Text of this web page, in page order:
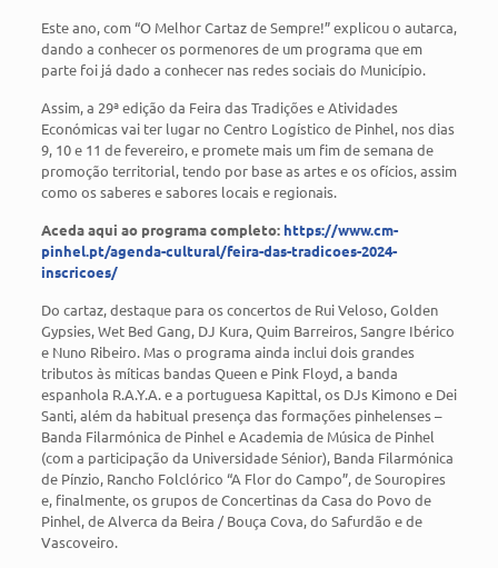
Este ano, com “O Melhor Cartaz de Sempre!” explicou o autarca,
dando a conhecer os pormenores de um programa que em
parte foi já dado a conhecer nas redes sociais do Município.
Assim, a 29ª edição da Feira das Tradições e Atividades
Económicas vai ter lugar no Centro Logístico de Pinhel, nos dias
9, 10 e 11 de fevereiro, e promete mais um fim de semana de
promoção territorial, tendo por base as artes e os ofícios, assim
como os saberes e sabores locais e regionais.
Aceda aqui ao programa completo: https://www.cm-
pinhel.pt/agenda-cultural/feira-das-tradicoes-2024-
inscricoes/
Do cartaz, destaque para os concertos de Rui Veloso, Golden
Gypsies, Wet Bed Gang, DJ Kura, Quim Barreiros, Sangre Ibérico
e Nuno Ribeiro. Mas o programa ainda inclui dois grandes
tributos às míticas bandas Queen e Pink Floyd, a banda
espanhola R.A.Y.A. e a portuguesa Kapittal, os DJs Kimono e Dei
Santi, além da habitual presença das formações pinhelenses –
Banda Filarmónica de Pinhel e Academia de Música de Pinhel
(com a participação da Universidade Sénior), Banda Filarmónica
de Pínzio, Rancho Folclórico “A Flor do Campo”, de Souropires
e, finalmente, os grupos de Concertinas da Casa do Povo de
Pinhel, de Alverca da Beira / Bouça Cova, do Safurdão e de
Vascoveiro.